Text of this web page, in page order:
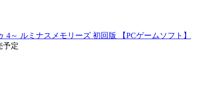
4～ ルミナスメモリーズ 初回版 【PCゲームソフト】
予定